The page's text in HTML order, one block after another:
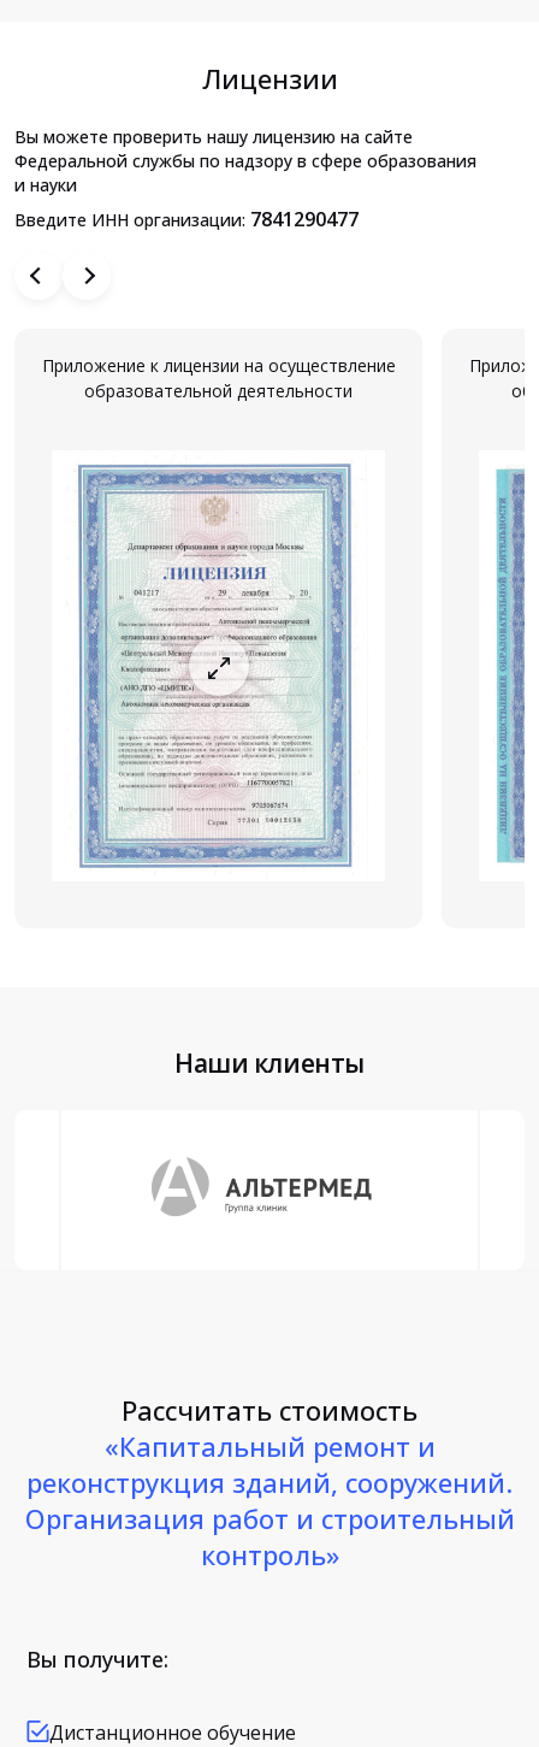
Лицензии
Вы можете проверить нашу лицензию на сайте
Федеральной службы по надзору в сфере образования
и науки
Введите ИНН организации: 7841290477
Приложение к лицензии на осуществление
образовательной деятельности
Наши клиенты
Рассчитать стоимость
«Капитальный ремонт и
реконструкция зданий, сооружений.
Организация работ и строительный
контроль»
Вы получите:
Дистанционное обучение